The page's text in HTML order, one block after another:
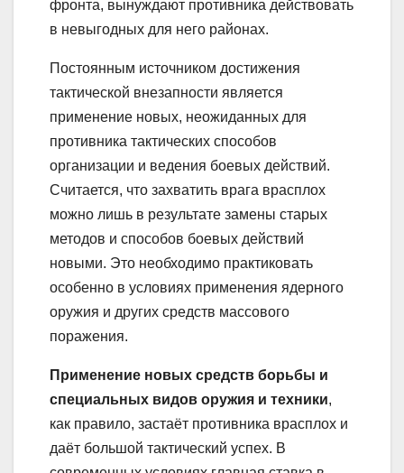
фронта, вынуждают противника действовать
в невыгодных для него районах.
Постоянным источником достижения
тактической внезапности является
применение новых, неожиданных для
противника тактических способов
организации и ведения боевых действий.
Считается, что захватить врага врасплох
можно лишь в результате замены старых
методов и способов боевых действий
новыми. Это необходимо практиковать
особенно в условиях применения ядерного
оружия и других средств массового
поражения.
Применение новых средств борьбы и
специальных видов оружия и техники,
как правило, застаёт противника врасплох и
даёт большой тактический успех. В